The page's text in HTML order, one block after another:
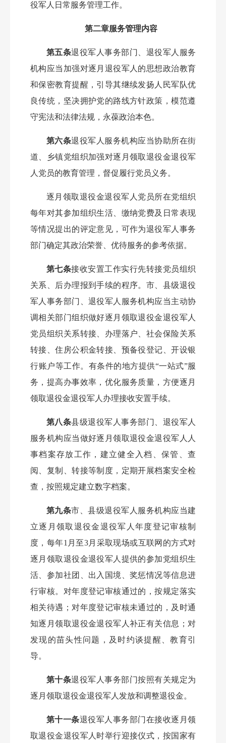
役军人日常服务管理工作。
第二章服务管理内容
第五条退役军人事务部门、退役军人服务
机构应当加强对逐月退役军人的思想政治教育
和保密教育提醒，引导其继续发扬人民军队优
良传统，坚决拥护党的路线方针政策，模范遵
守宪法和法律法规，永葆政治本色。
第六条退役军人服务机构应当协助所在街
道、乡镇党组织加强对逐月领取退役金退役军
人党员的教育管理，督促履行党员义务。
逐月领取退役金退役军人党员所在党组织
每年对其参加组织生活、缴纳党费及日常表现
等情况提出的评定意见，可作为退役军人事务
部门确定其政治荣誉、优待服务的参考依据。
第七条接收安置工作实行先转接党员组织
关系、后办理报到手续的程序。市、县级退役
军人事务部门、退役军人服务机构应当主动协
调相关部门组织做好逐月领取退役金退役军人
党员组织关系转接、办理落户、社会保险关系
转接、住房公积金转接、预备役登记、开设银
行账户等工作。有条件的地方提供“一站式”服
务，提高办事效率，优化服务质量，方便逐月
领取退役金退役军人办理接收安置手续。
第八条县级退役军人事务部门、退役军人
服务机构应当做好逐月领取退役金退役军人人
事档案存放工作，建立健全入档、保管、查
阅、复制、转接等制度，定期开展档案安全检
查，按照规定建立数字档案。
第九条市、县级退役军人服务机构应当建
立逐月领取退役金退役军人年度登记审核制
度，每年1月至3月采取现场或互联网的方式对
逐月领取退役金退役军人提供的参加党组织生
活、参加社团、出入国境、奖惩情况等信息进
行审核。对年度登记审核通过的，按规定落实
相关待遇；对年度登记审核未通过的，及时通
知逐月领取退役金退役军人补正有关信息；对
发现的苗头性问题，及时约谈提醒、教育引
导。
第十条退役军人事务部门按照有关规定为
逐月领取退役金退役军人发放和调整退役金。
第十一条退役军人事务部门在接收逐月领
取退役金退役军人时举行迎接仪式，按国家有